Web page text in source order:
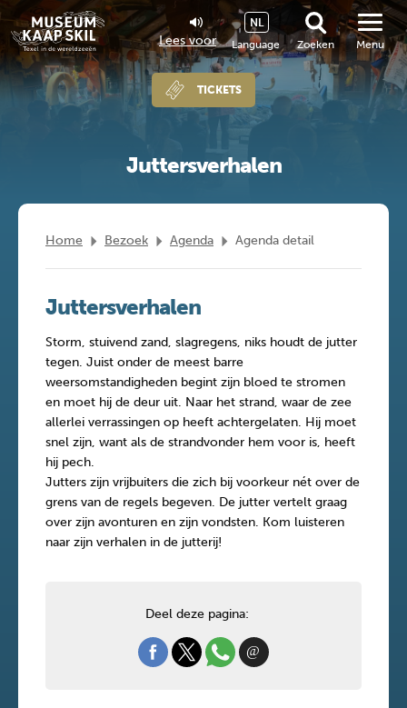
Lees voor Language
NL
Zoeken
TICKETS
Menu
Juttersverhalen
Home Bezoek Agenda Agenda detail
Juttersverhalen
Storm, stuivend zand, slagregens, niks houdt de jutter
tegen. Juist onder de meest barre
weersomstandigheden begint zijn bloed te stromen
en moet hij de deur uit. Naar het strand, waar de zee
allerlei verrassingen op heeft achtergelaten. Hij moet
snel zijn, want als de strandvonder hem voor is, heeft
hij pech.
Jutters zijn vrijbuiters die zich bij voorkeur nét over de
grens van de regels begeven. De jutter vertelt graag
over zijn avonturen en zijn vondsten. Kom luisteren
naar zijn verhalen in de jutterij!
Deel deze pagina: